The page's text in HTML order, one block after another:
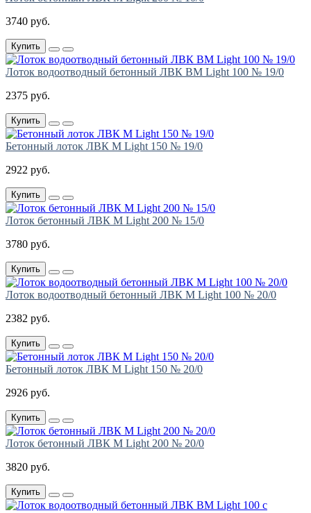
3740 руб.
Купить
Лоток водоотводный бетонный ЛВК ВМ Light 100 № 19/0
2375 руб.
Купить
Бетонный лоток ЛВК М Light 150 № 19/0
2922 руб.
Купить
Лоток бетонный ЛВК М Light 200 № 15/0
3780 руб.
Купить
Лоток водоотводный бетонный ЛВК М Light 100 № 20/0
2382 руб.
Купить
Бетонный лоток ЛВК М Light 150 № 20/0
2926 руб.
Купить
Лоток бетонный ЛВК М Light 200 № 20/0
3820 руб.
Купить